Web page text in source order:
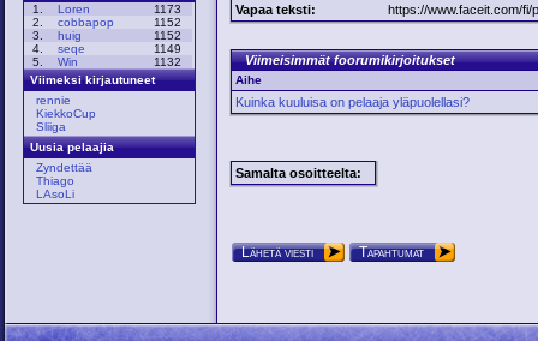
1.
Loren
1173
2.
cobbapop
1152
3.
huig
1152
4.
seqe
1149
5.
Win
1132
Viimeksi kirjautuneet
rennie
KiekkoCup
Sliiga
Uusia pelaajia
Zyndettää
Thiago
LAsoLi
Vapaa teksti:
https://www.faceit.com/fi/
Viimeisimmät foorumikirjoitukset
Aihe
Kuinka kuuluisa on pelaaja yläpuolellasi?
Samalta osoitteelta:
Lähetä viesti Tapahtumat